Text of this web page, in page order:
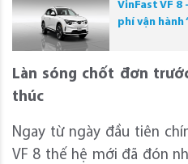
VinFast VF
phí vận hành
Làn sóng chốt đơn
thúc
Ngay từ ngày đầu tiên
VF 8 thế hệ mới đã đón